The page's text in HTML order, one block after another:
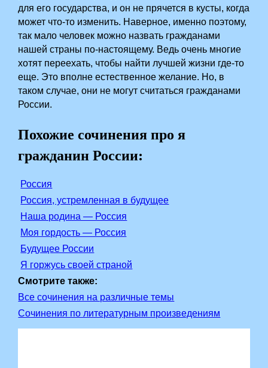
для­ его государства, и он не прячется в кусты, когда
может что-то изменить. Наверное, именно поэтому,
так мало человек можно назвать гражданами
нашей страны по-настоящему. Ведь очень многие
хотят переехать, чтобы найти лучшей жизни где-то
еще. Это вполне естественное желание. Но, в
таком случае, они не могут считаться гражданами
России.
Похожие сочинения про я
гражданин России:
Россия
Россия, устремленная в будущее
Наша родина — Россия
Моя гордость — Россия
Будущее России
Я горжусь своей страной
Смотрите также:
Все сочинения на различные темы
Сочинения по литературным произведениям